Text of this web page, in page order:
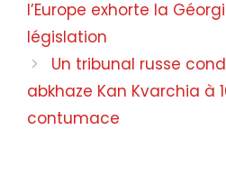
l’Europe exhorte la
législation
Un tribunal russe
abkhaze Kan Kvarchia à
contumace